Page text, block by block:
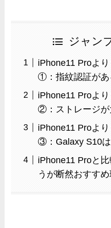
ジャン
iPhone11 Proよ
①：指紋認証があ
iPhone11 Proよ
②：ストレージが
iPhone11 Proよ
③：Galaxy S10
iPhone11 Proと
うが断然おすす